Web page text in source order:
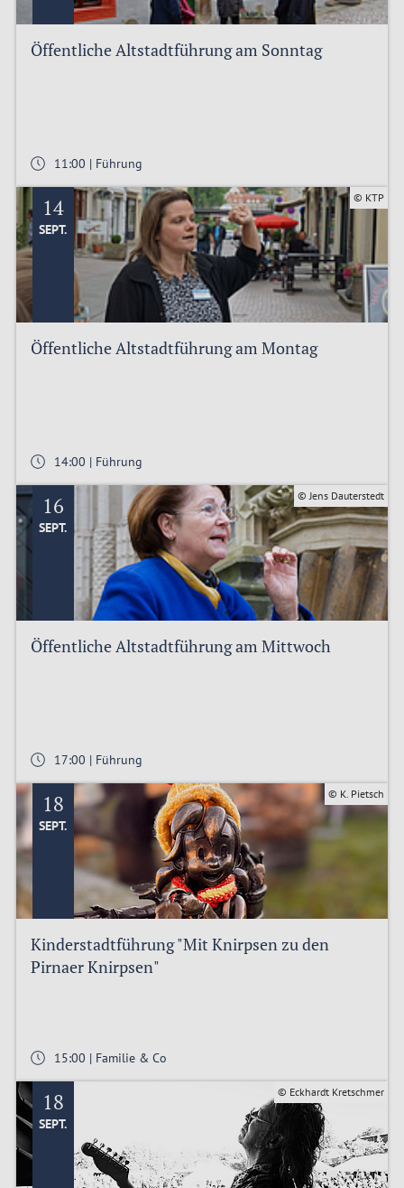
Öffentliche Altstadtführung am Sonntag
11:00 | Führung
14
SEPT.
© KTP
Öffentliche Altstadtführung am Montag
14:00 | Führung
16
SEPT.
© Jens Dauterstedt
Öffentliche Altstadtführung am Mittwoch
17:00 | Führung
18
SEPT.
© K. Pietsch
Kinderstadtführung "Mit Knirpsen zu den
Pirnaer Knirpsen"
15:00 | Familie & Co
18
SEPT.
© Eckhardt Kretschmer